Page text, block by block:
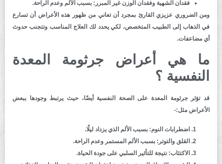
فقدان الشهية وفقدان الوزن غير المبرر: بسبب الألم وعدم الراحة.
ومن الضروري عزيزي القارئ بمجرد أن تعاني من ظهور هذه الأعراض أن تسارع
في الذهاب إلى الطبيب المتخصص، لكي يحدد لك العلاج المناسب وتتجنب حدوث
أي مضاعفات.
ما هي أعراض جرثومة المعدة
النفسية ؟
قد تؤثر جرثومة المعدة على الصحة النفسية أيضًا، حيث يرتبط وجودها ببعض
الأعراض مثل:-
اضطرابات النوم: بسبب الألم الذي يزداد ليلًا.
القلق والتوتر: بسبب الألم المستمر وعدم الراحة.
الاكتئاب: نتيجة للتأثير السلبي على جودة الحياة.